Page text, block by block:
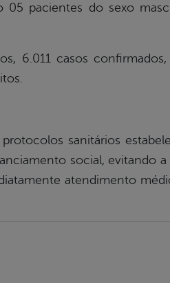
05 pacientes do sexo
6.011 casos
sanitários
social, evitando
atendimento